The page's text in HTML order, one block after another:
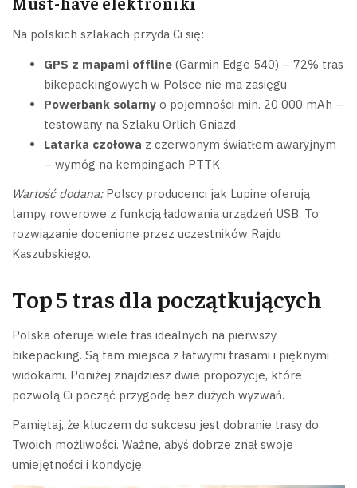
Na polskich szlakach przyda Ci się:
GPS z mapami offline (Garmin Edge 540) – 72% tras
bikepackingowych w Polsce nie ma zasięgu
Powerbank solarny o pojemności min. 20 000 mAh –
testowany na Szlaku Orlich Gniazd
Latarka czołowa z czerwonym światłem awaryjnym
– wymóg na kempingach PTTK
Wartość dodana:Polscy producenci jak Lupine oferują
lampy rowerowe z funkcją ładowania urządzeń USB. To
rozwiązanie docenione przez uczestników Rajdu
Kaszubskiego.
Top 5 tras dla początkujących
Polska oferuje wiele tras idealnych na pierwszy
bikepacking. Są tam miejsca z łatwymi trasami i pięknymi
widokami. Poniżej znajdziesz dwie propozycje, które
pozwolą Ci począć przygodę bez dużych wyzwań.
Pamiętaj, że kluczem do sukcesu jest dobranie trasy do
Twoich możliwości. Ważne, abyś dobrze znał swoje
umiejętności i kondycję.